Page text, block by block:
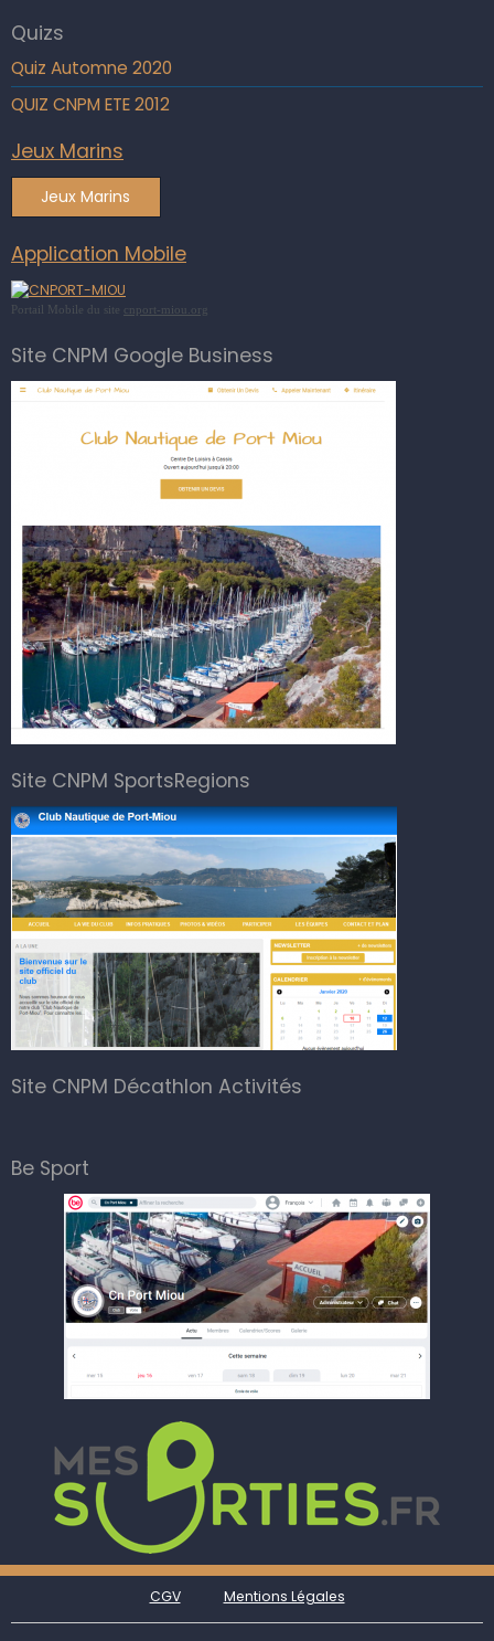
Quizs
Quiz Automne 2020
QUIZ CNPM ETE 2012
Jeux Marins
Jeux Marins
Application Mobile
Portail Mobile du site cnport-miou.org
Site CNPM Google Business
Site CNPM SportsRegions
Site CNPM Décathlon Activités
Be Sport
CGV Mentions Légales